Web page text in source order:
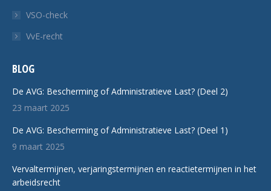
VSO-check
VvE-recht
BLOG
De AVG: Bescherming of Administratieve Last? (Deel 2)
23 maart 2025
De AVG: Bescherming of Administratieve Last? (Deel 1)
9 maart 2025
Vervaltermijnen, verjaringstermijnen en reactietermijnen in het
arbeidsrecht